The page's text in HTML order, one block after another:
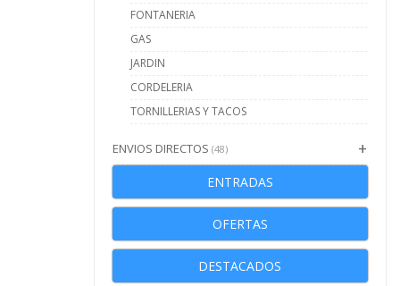
FONTANERIA
GAS
JARDIN
CORDELERIA
TORNILLERIAS Y TACOS
ENVIOS DIRECTOS (48)
ENTRADAS
OFERTAS
DESTACADOS